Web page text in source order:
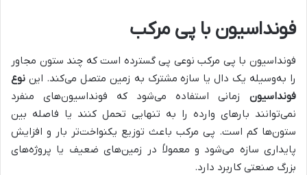
فونداسیون با پی مرکب
فونداسیون با پی مرکب نوعی پی گسترده است که چند ستون مجاور
را به‌وسیله یک دال یا سازه مشترک به زمین متصل می‌کند. این نوع
فونداسیون زمانی استفاده می‌شود که فونداسیون‌های منفرد
نمی‌توانند بارهای وارده را به تنهایی تحمل کنند یا فاصله بین
ستون‌ها کم است. پی مرکب باعث توزیع یکنواخت‌تر بار و افزایش
پایداری سازه می‌شود و معمولاً در زمین‌های ضعیف یا پروژه‌های
بزرگ صنعتی کاربرد دارد.